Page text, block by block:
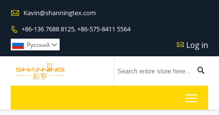
 Kavin@shanningtex.com
 +86-136 7688 8125, +86-575-8411 5564
 Log in
Pусский 
